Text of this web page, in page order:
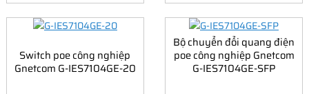
Switch poe công nghiệp
Gnetcom G-IES7104GE-20
Bộ chuyển đổi quang điện
poe công nghiệp Gnetcom
G-IES7104GE-SFP